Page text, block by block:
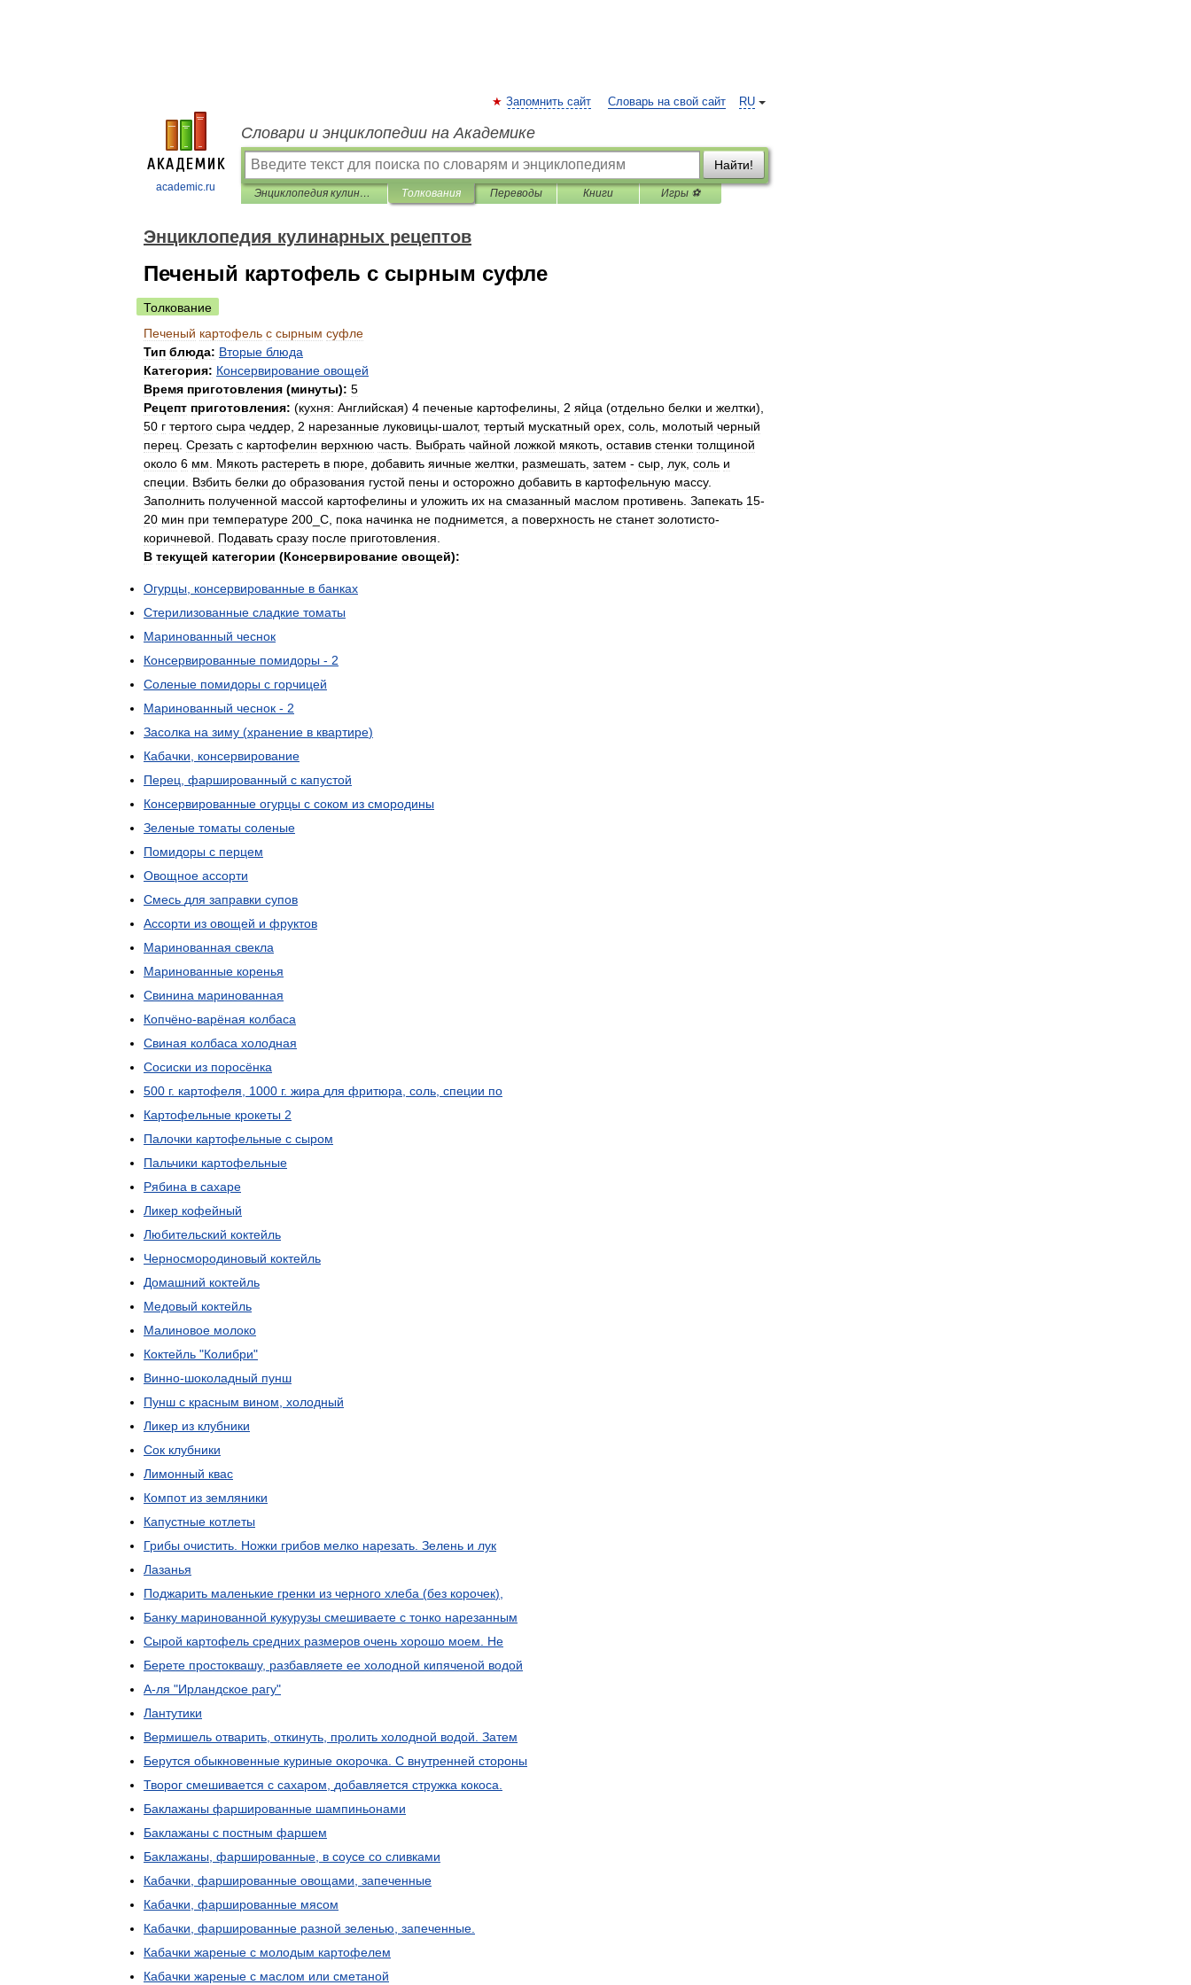
academic.ru
RU
Запомнить сайт Словарь на свой сайт
Словари и энциклопедии на Академике
Найти!
Энциклопедия кулинарных рецептов Толкования Переводы Книги Игры ⚽
Энциклопедия кулинарных рецептов
Печеный картофель с сырным суфле
Толкование
Печеный картофель с сырным суфле
Тип блюда: Вторые блюда
Категория: Консервирование овощей
Время приготовления (минуты): 5
Рецепт приготовления: (кухня: Английская) 4 печеные картофелины 2 яйца (отдельно белки и желтки),
50 г тертого сыра чеддер 2 нарезанные луковицы-шалот, тертый мускатный орех соль молотый черный
перец Срезать с картофелин верхнюю часть Выбрать чайной ложкой мякоть оставив стенки толщиной
около 6 мм Мякоть растереть в пюре добавить яичные желтки размешать затем - сыр лук соль и
специи
Взбить белки до образования густой пены и осторожно добавить в картофельную массу.
Заполнить полученной массой картофелины и уложить их на смазанный маслом противень Запекать 15-
20 мин при температуре 200 С пока начинка не поднимется а поверхность не станет золотисто-
коричневой
Подавать сразу после приготовления
В текущей категории (Консервирование овощей):
Огурцы консервированные в банках
Стерилизованные сладкие томаты
Маринованный чеснок
Консервированные помидоры - 2
Соленые помидоры с горчицей
Маринованный чеснок - 2
Засолка на зиму (хранение в квартире)
Кабачки
консервирование
Перец фаршированный с капустой
Консервированные огурцы с соком из смородины
Зеленые томаты соленые
Помидоры с перцем
Овощное ассорти
Смесь для заправки супов
Ассорти из овощей и фруктов
Маринованная свекла
Маринованные коренья
Свинина маринованная
Копчёно-варёная колбаса
Свиная колбаса холодная
Сосиски из поросёнка
500 г. картофеля 1000 г. жира для фритюра соль специи по
Картофельные крокеты 2
Палочки картофельные с сыром
Пальчики картофельные
Рябина в сахаре
Ликер кофейный
Любительский коктейль
Черносмородиновый коктейль
Домашний коктейль
Медовый коктейль
Малиновое молоко
Коктейль "Колибри"
Винно-шоколадный пунш
Пунш с красным вином холодный
Ликер из клубники
Сок клубники
Лимонный квас
Компот из земляники
Капустные котлеты
Грибы очистить Ножки грибов мелко нарезать Зелень и лук
Лазанья
Поджарить маленькие гренки из черного хлеба (без корочек),
Банку маринованной кукурузы смешиваете с тонко нарезанным
Сырой картофель средних размеров очень хорошо моем
Не
Берете простоквашу, разбавляете ее холодной кипяченой водой
А-ля "Ирландское рагу"
Лантутики
Вермишель отварить откинуть пролить холодной водой Затем
Берутся обыкновенные куриные окорочка С внутренней стороны
Творог смешивается с сахаром добавляется стружка кокоса
Баклажаны фаршированные шампиньонами
Баклажаны с постным фаршем
Баклажаны фаршированные в соусе со сливками
Кабачки фаршированные овощами запеченные
Кабачки фаршированные мясом
Кабачки фаршированные разной зеленью запеченные
Кабачки жареные с молодым картофелем
Кабачки жареные с маслом или сметаной